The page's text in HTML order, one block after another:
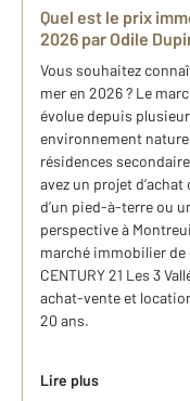
Quel est le prix
2026 par Odile
Vous souhaitez
mer en 2026 ? Le
évolue depuis
environnement
résidences
avez un projet
d’un pied-à-terre ou
perspective à
marché immobilier de
CENTURY 21 Les 3
achat-vente et
20 ans.
Lire plus